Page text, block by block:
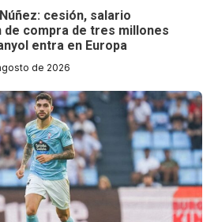
cesión, salario
de compra de tres millones
entra en Europa
de 2026